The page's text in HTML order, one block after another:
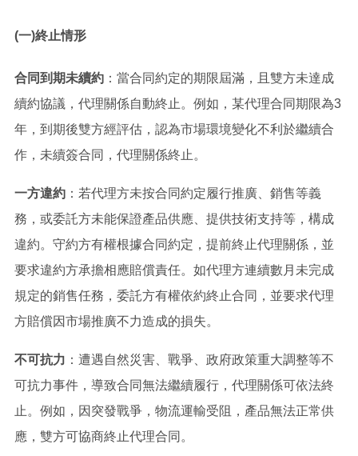
(一)終止情形
合同到期未續約：當合同約定的期限屆滿，且雙方未達成
續約協議，代理關係自動終止。例如，某代理合同期限為3
年，到期後雙方經評估，認為市場環境變化不利於繼續合
作，未續簽合同，代理關係終止。
一方違約：若代理方未按合同約定履行推廣、銷售等義
務，或委託方未能保證產品供應、提供技術支持等，構成
違約。守約方有權根據合同約定，提前終止代理關係，並
要求違約方承擔相應賠償責任。如代理方連續數月未完成
規定的銷售任務，委託方有權依約終止合同，並要求代理
方賠償因市場推廣不力造成的損失。
不可抗力 ：遭遇自然災害、戰爭、政府政策重大調整等不
可抗力事件，導致合同無法繼續履行，代理關係可依法終
止。例如，因突發戰爭，物流運輸受阻，產品無法正常供
應，雙方可協商終止代理合同。